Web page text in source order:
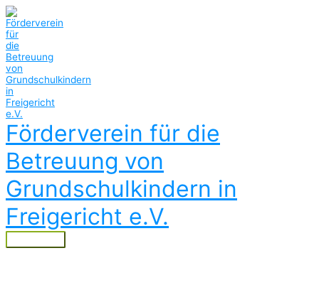
Zum
Inhalt
springen
Förderverein für die
Betreuung von
Grundschulkindern in
Freigericht e.V.
Hauptmenü